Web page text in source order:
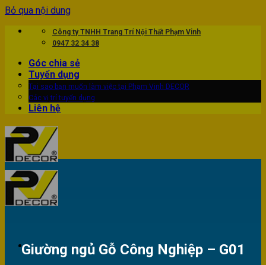
Bỏ qua nội dung
Công ty TNHH Trang Trí Nội Thất Phạm Vinh
0947 32 34 38
Góc chia sẻ
Tuyển dụng
Tại sao bạn muốn làm việc tại Phạm Vinh DECOR
Các vị trí tuyển dụng
Liên hệ
Giường ngủ Gỗ Công Nghiệp – G01